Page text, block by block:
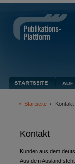
Startseite Kontakt
Kontakt
Kunden aus dem
Aus dem Ausland